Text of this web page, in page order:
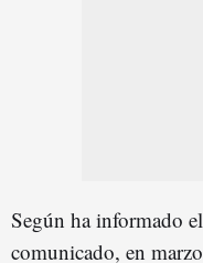
Según ha informado
comunicado, en